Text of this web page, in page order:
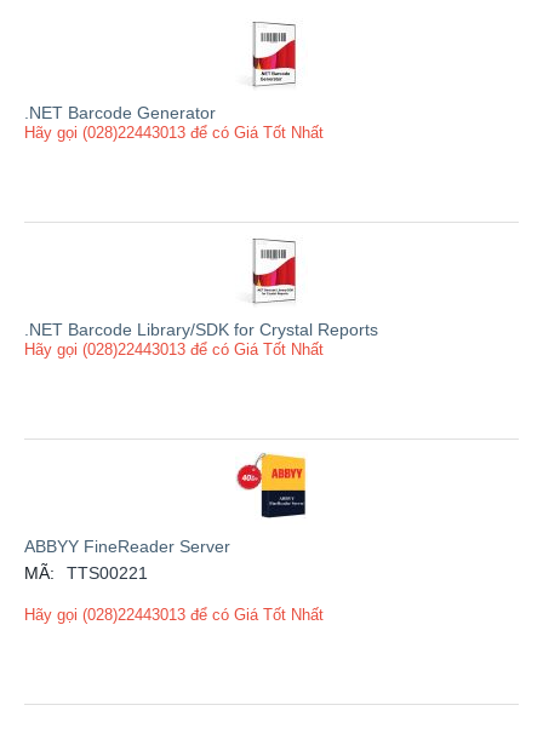
.NET Barcode Generator
Hãy gọi (028)22443013 để có Giá Tốt Nhất
.NET Barcode Library/SDK for Crystal Reports
Hãy gọi (028)22443013 để có Giá Tốt Nhất
ABBYY FineReader Server
MÃ:
TTS00221
Hãy gọi (028)22443013 để có Giá Tốt Nhất